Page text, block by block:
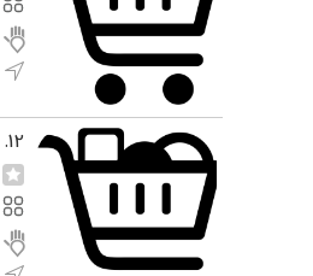
12.